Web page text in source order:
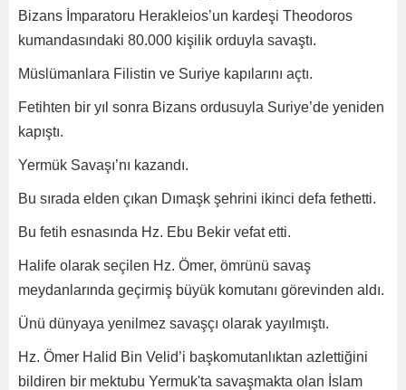
Bizans İmparatoru Herakleios’un kardeşi Theodoros
kumandasındaki 80.000 kişilik orduyla savaştı.
Müslümanlara Filistin ve Suriye kapılarını açtı.
Fetihten bir yıl sonra Bizans ordusuyla Suriye’de yeniden
kapıştı.
Yermük Savaşı’nı kazandı.
Bu sırada elden çıkan Dımaşk şehrini ikinci defa fethetti.
Bu fetih esnasında Hz. Ebu Bekir vefat etti.
Halife olarak seçilen Hz. Ömer, ömrünü savaş
meydanlarında geçirmiş büyük komutanı görevinden aldı.
Ünü dünyaya yenilmez savaşçı olarak yayılmıştı.
Hz. Ömer Halid Bin Velid’i başkomutanlıktan azlettiğini
bildiren bir mektubu Yermuk'ta savaşmakta olan İslam